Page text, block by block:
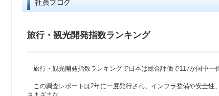
旅行・観光開発指数ランキング
旅行・観光開発指数ランキングで日本は総合評価で117か国中一
この調査レポートは2年に一度発行され、インフラ整備や安全性